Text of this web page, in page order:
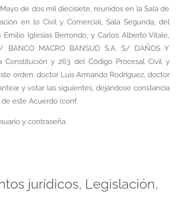
de dos mil diecisiete, reunidos en la Sala de
en lo Civil y Comercial, Sala Segunda, del
Iglesias Berrondo, y Carlos Alberto Vitale,
BANCO MACRO BANSUD S.A. S/ DAÑOS Y
y 263 del Código Procesal Civil y
orden: doctor Luis Armando Rodríguez, doctor
y votar las siguientes, dejándose constancia
este Acuerdo (conf.
y contraseña.
jurídicos, Legislación,